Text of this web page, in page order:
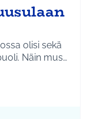
olisi sekä
Näin mus…
Kulttuuri ja